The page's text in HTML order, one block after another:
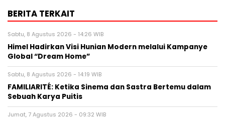
BERITA TERKAIT
Sabtu, 8 Agustus 2026 - 14:26 WIB
Himel Hadirkan Visi Hunian Modern melalui Kampanye
Global “Dream Home”
Sabtu, 8 Agustus 2026 - 14:19 WIB
FAMILIARITÉ: Ketika Sinema dan Sastra Bertemu dalam
Sebuah Karya Puitis
Jumat, 7 Agustus 2026 - 09:32 WIB